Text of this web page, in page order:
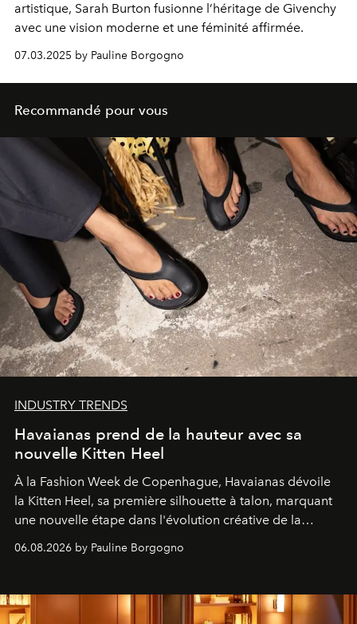
artistique, Sarah Burton fusionne l’héritage de Givenchy
avec une vision moderne et une féminité affirmée.
07.03.2025 by Pauline Borgogno
Recommandé pour vous
INDUSTRY TRENDS
Havaianas prend de la hauteur avec sa
nouvelle Kitten Heel
À la Fashion Week de Copenhague, Havaianas dévoile
la Kitten Heel, sa première silhouette à talon, marquant
une nouvelle étape dans l'évolution créative de la
06.08.2026 by Pauline Borgogno